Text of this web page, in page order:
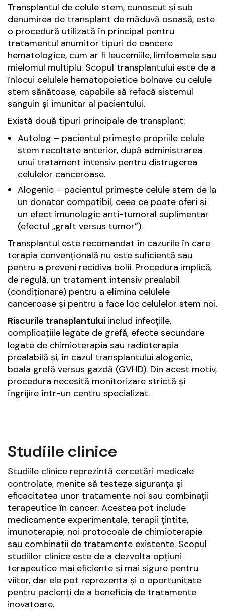
Transplantul de celule stem, cunoscut și sub
denumirea de transplant de măduvă osoasă, este
o procedură utilizată în principal pentru
tratamentul anumitor tipuri de cancere
hematologice, cum ar fi leucemiile, limfoamele sau
mielomul multiplu. Scopul transplantului este de a
înlocui celulele hematopoietice bolnave cu celule
stem sănătoase, capabile să refacă sistemul
sanguin și imunitar al pacientului.
Există două tipuri principale de transplant:
Autolog – pacientul primește propriile celule
stem recoltate anterior, după administrarea
unui tratament intensiv pentru distrugerea
celulelor canceroase.
Alogenic – pacientul primește celule stem de la
un donator compatibil, ceea ce poate oferi și
un efect imunologic anti-tumoral suplimentar
(efectul „graft versus tumor”).
Transplantul este recomandat în cazurile în care
terapia convențională nu este suficientă sau
pentru a preveni recidiva bolii. Procedura implică,
de regulă, un tratament intensiv prealabil
(condiționare) pentru a elimina celulele
canceroase și pentru a face loc celulelor stem noi.
Riscurile transplantului includ infecțiile,
complicațiile legate de grefă, efecte secundare
legate de chimioterapia sau radioterapia
prealabilă și, în cazul transplantului alogenic,
boala grefă versus gazdă (GVHD). Din acest motiv,
procedura necesită monitorizare strictă și
îngrijire într-un centru specializat.
Studiile clinice
Studiile clinice reprezintă cercetări medicale
controlate, menite să testeze siguranța și
eficacitatea unor tratamente noi sau combinații
terapeutice în cancer. Acestea pot include
medicamente experimentale, terapii țintite,
imunoterapie, noi protocoale de chimioterapie
sau combinații de tratamente existente. Scopul
studiilor clinice este de a dezvolta opțiuni
terapeutice mai eficiente și mai sigure pentru
viitor, dar ele pot reprezenta și o oportunitate
pentru pacienți de a beneficia de tratamente
inovatoare.